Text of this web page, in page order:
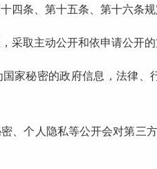
四条、第十五条、第十六条
取主动公开和依申请公开的
家秘密的政府信息，法律、
个人隐私等公开会对第三方